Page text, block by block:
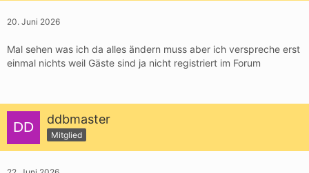
20. Juni 2026
Mal sehen was ich da alles ändern muss aber ich verspreche erst
einmal nichts weil Gäste sind ja nicht registriert im Forum
ddbmaster
Mitglied